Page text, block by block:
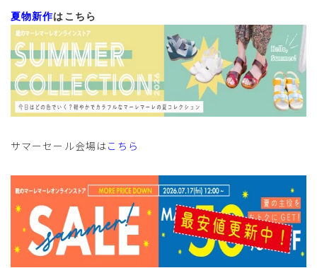
夏物新作はこちら
サマーセール会場はこちら
絞り込んで検索する